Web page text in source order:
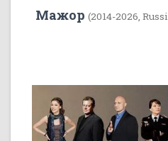
Мажор (2014-2026,